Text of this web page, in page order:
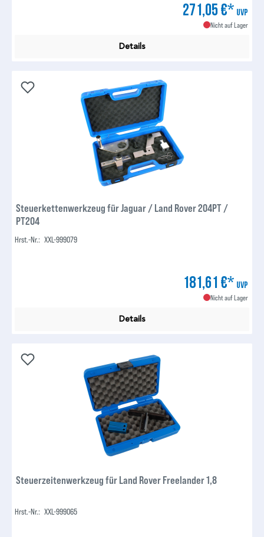
271,05 €* UVP
Nicht auf Lager
Details
Steuerkettenwerkzeug für Jaguar / Land Rover 204PT /
PT204
Hrst.-Nr.: XXL-999079
181,61 €* UVP
Nicht auf Lager
Details
Steuerzeitenwerkzeug für Land Rover Freelander 1,8
Hrst.-Nr.: XXL-999065